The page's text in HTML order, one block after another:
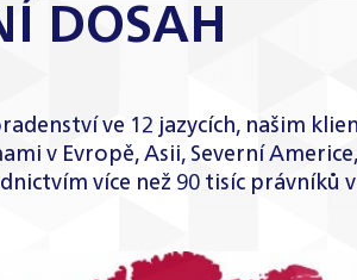
DOSAH
ve 12 jazycích, našim
v Evropě, Asii, Severní
více než 90 tisíc právníků